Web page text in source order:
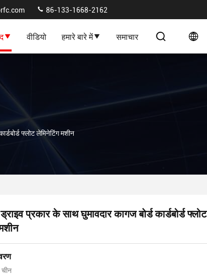
86-133-1668-2162
वीडियो हमारे बारे में समाचार
फ्लोट लेमिनेटिंग मशीन
प्रकार के साथ घुमावदार कागज बोर्ड कार्डबोर्ड फ्लोट
चीन